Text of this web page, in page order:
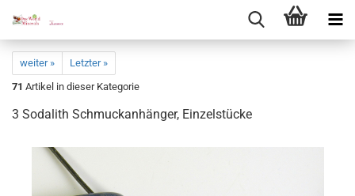
weiter »
Letzter »
71 Artikel in dieser Kategorie
3 So­da­lith Schmuck­an­hän­ger, Ein­zel­stü­cke